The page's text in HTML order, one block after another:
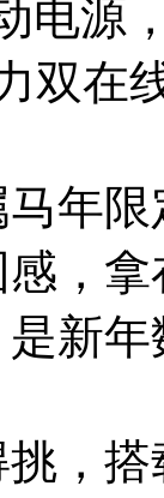
电源
双在
年
，
新
，搭